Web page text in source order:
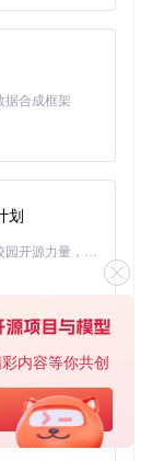
内容等你共创
据合成框架
划
「源启盛夏」暑期校园开发者成长计划旨在激活校园开源力量，通过积分激励、认证扶持、资源倾斜等形式，引导高校组织和开发者完成「入驻 — 建项目 — 做贡献 — 获认证 — 得资源」的完整闭环。无论你是想带领社团入驻平台的组织者，还是希望用代码贡献证明自己的开发者，都能在这里找到属于你的成长路径。
基于Python的Xiaozhi AI，适用于想要完整Xiaozhi体验而无需拥有专用硬件的用户。